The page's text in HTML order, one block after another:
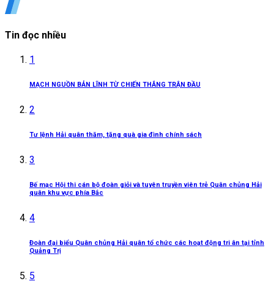
Tin đọc nhiều
1
MẠCH NGUỒN BẢN LĨNH TỪ CHIẾN THẮNG TRẬN ĐẦU
2
Tư lệnh Hải quân thăm, tặng quà gia đình chính sách
3
Bế mạc Hội thi cán bộ đoàn giỏi và tuyên truyền viên trẻ Quân chủng Hải
quân khu vực phía Bắc
4
Đoàn đại biểu Quân chủng Hải quân tổ chức các hoạt động tri ân tại tỉnh
Quảng Trị
5